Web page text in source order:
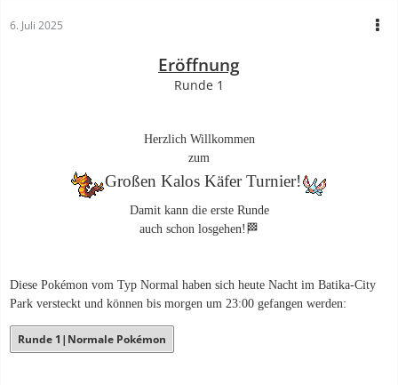
6. Juli 2025
Eröffnung
Runde 1
Herzlich Willkommen
zum
Großen Kalos Käfer Turnier!
Damit kann die erste Runde
auch schon losgehen!🏁
Diese Pokémon vom Typ Normal haben sich heute Nacht im Batika-City
Park versteckt und können bis morgen um 23:00 gefangen werden:
Runde 1|Normale Pokémon